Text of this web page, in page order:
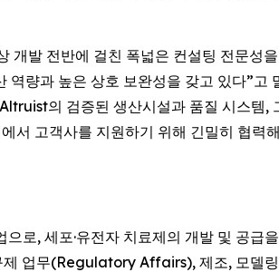
발 전반에 걸친 폭넓은 컨설팅 전문성
량과 높은 상호 보완성을 갖고 있다”고
의 검증된 생산시설과 품질 시스템,
서 고객사를 지원하기 위해 긴밀히 협력
로, 세포·유전자 치료제의 개발 및 공급
제 업무(Regulatory Affairs), 제조, 모델링